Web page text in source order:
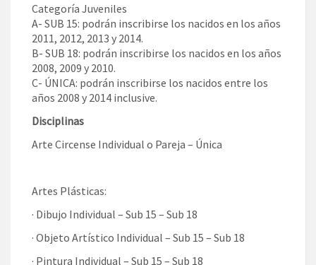
Categoría Juveniles
A- SUB 15: podrán inscribirse los nacidos en los años
2011, 2012, 2013 y 2014.
B- SUB 18: podrán inscribirse los nacidos en los años
2008, 2009 y 2010.
C- ÚNICA: podrán inscribirse los nacidos entre los
años 2008 y 2014 inclusive.
Disciplinas
Arte Circense Individual o Pareja – Única
Artes Plásticas:
· Dibujo Individual – Sub 15 – Sub 18
· Objeto Artístico Individual – Sub 15 – Sub 18
· Pintura Individual – Sub 15 – Sub 18